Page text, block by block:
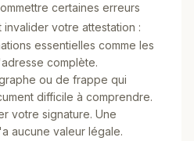
certaines erreurs
votre attestation :
essentielles comme les
complète.
ou de frappe qui
difficile à comprendre.
votre signature. Une
aucune valeur légale.